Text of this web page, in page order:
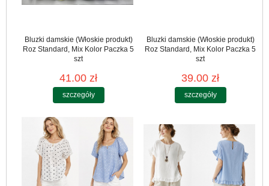
Bluzki damskie (Włoskie produkt)
Roz Standard, Mix Kolor Paczka 5
szt
41.00 zł
szczegóły
Bluzki damskie (Włoskie produkt)
Roz Standard, Mix Kolor Paczka 5
szt
39.00 zł
szczegóły